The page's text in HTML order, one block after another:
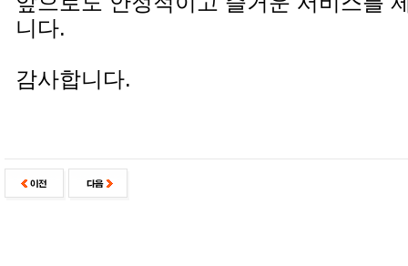
니다.
감사합니다.